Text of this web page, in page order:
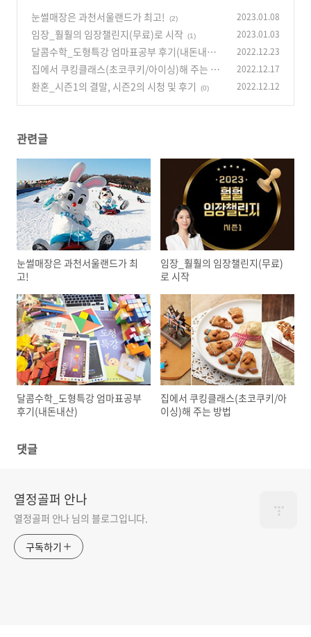
눈썰매장은 과천서울랜드가 최고!
(2) 2023.01.08
임장_훨훨의 임장챌린지(무료)로 시작 (1) 2023.01.03
달콤수학_도형특강 엄마표공부 후기(내돈내산)
(0)
2022.12.23
집에서 쿠킹클래스(초코쿠키/아이싱)해 주는 방
법 (0)
2022.12.17
환혼_시즌1의 결말, 시즌2의 시청 및 후기 (0) 2022.12.12
관련글
눈썰매장은 과천서울랜드가 최
고!
임장_훨훨의 임장챌린지(무료)
로 시작
달콤수학_도형특강 엄마표공부
후기(내돈내산)
집에서 쿠킹클래스(초코쿠키/아
이싱)해 주는 방법
댓글
열정골퍼 안나
열정골퍼 안나 님의 블로그입니다.
구독하기